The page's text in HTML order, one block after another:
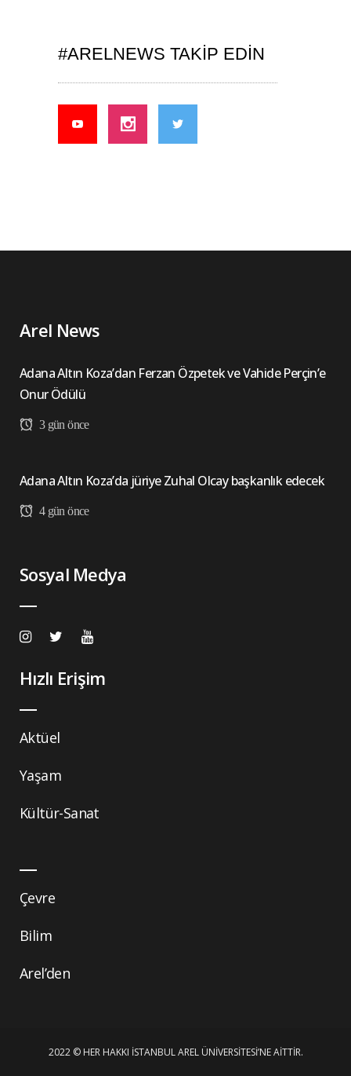
#ARELNEWS TAKIP EDIN
Arel News
Adana Altın Koza’dan Ferzan Özpetek ve Vahide Perçin’e
Onur Ödülü
3 gün önce
Adana Altın Koza’da jüriye Zuhal Olcay başkanlık edecek
4 gün önce
Sosyal Medya
Hızlı Erişim
Aktüel
Yaşam
Kültür-Sanat
Çevre
Bilim
Arel’den
2022 © HER HAKKI İSTANBUL AREL ÜNIVERSITESI’NE AITTIR.